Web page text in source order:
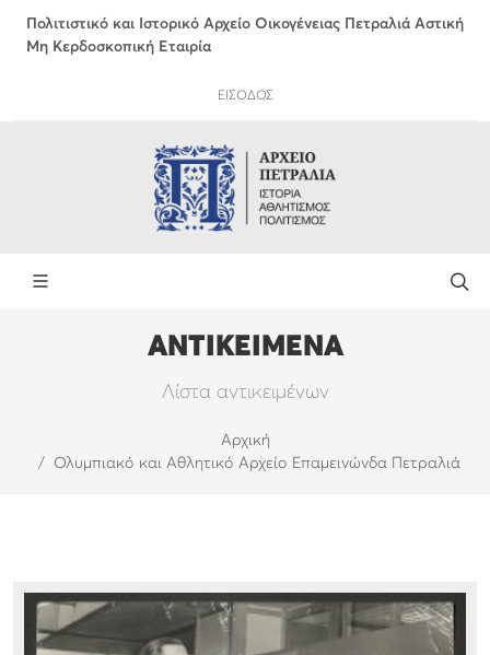
Πολιτιστικό και Ιστορικό Αρχείο Οικογένειας Πετραλιά Αστική
Μη Κερδοσκοπική Εταιρία
ΕΙΣΟΔΟΣ
ΑΝΤΙΚΕΙΜΕΝΑ
Λίστα αντικειμένων
Αρχική
Ολυμπιακό και Αθλητικό Αρχείο Επαμεινώνδα Πετραλιά